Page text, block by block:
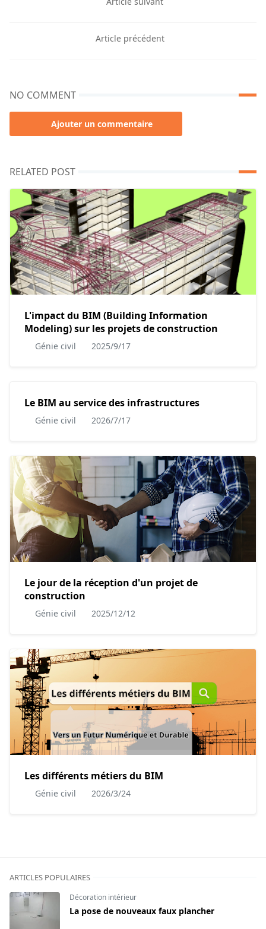
Article précédent
NO COMMENT
Ajouter un commentaire
RELATED POST
L'impact du BIM (Building Information
Modeling) sur les projets de construction
Génie civil 2025/9/17
Le BIM au service des infrastructures
Génie civil 2026/7/17
Le jour de la réception d'un projet de
construction
Génie civil 2025/12/12
Les différents métiers du BIM
Génie civil 2026/3/24
ARTICLES POPULAIRES
Décoration intérieur
La pose de nouveaux faux plancher